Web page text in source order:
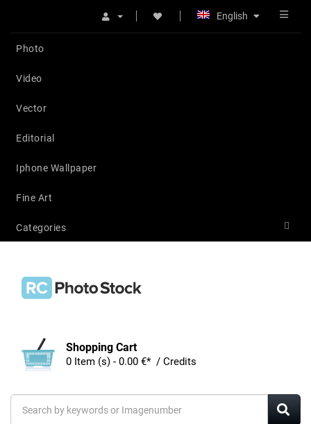
English
Photo
Video
Vector
Editorial
Iphone Wallpaper
Fine Art
Categories
Shopping Cart
0 Item (s) - 0.00 €* / Credits